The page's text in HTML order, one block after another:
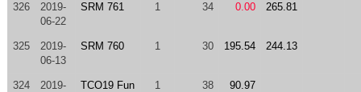
326
2019-
06-22
SRM 761 1 34 0.00 265.81
325
2019-
06-13
SRM 760 1 30 195.54 244.13
324
2019-
TCO19 Fun
1 38 90.97